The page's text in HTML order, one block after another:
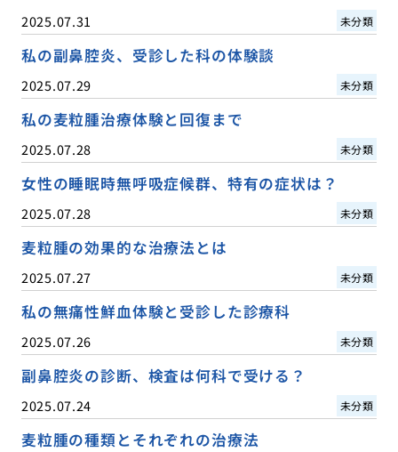
2025.07.31 未分類
私の副鼻腔炎、受診した科の体験談
2025.07.29 未分類
私の麦粒腫治療体験と回復まで
2025.07.28 未分類
女性の睡眠時無呼吸症候群、特有の症状は？
2025.07.28 未分類
麦粒腫の効果的な治療法とは
2025.07.27 未分類
私の無痛性鮮血体験と受診した診療科
2025.07.26 未分類
副鼻腔炎の診断、検査は何科で受ける？
2025.07.24 未分類
麦粒腫の種類とそれぞれの治療法